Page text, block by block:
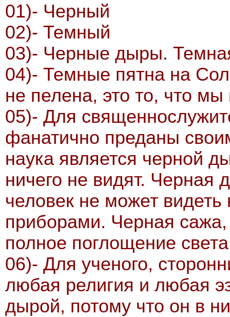
01)- Черный
02)- Темный
03)- Черные дыры.
04)- Темные пятна на
не пелена, это то, что
05)- Для
фанатично преданы
наука является черной
ничего не видят. Черная
человек не может
приборами. Черная сажа,
полное поглощение
06)- Для ученого,
любая религия и любая
дырой, потому что он в